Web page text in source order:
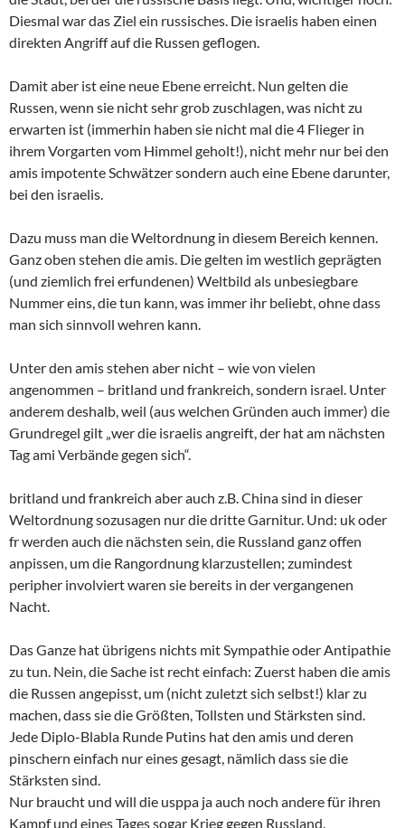
Diesmal war das Ziel ein russisches. Die israelis haben einen
direkten Angriff auf die Russen geflogen.
Damit aber ist eine neue Ebene erreicht. Nun gelten die
Russen, wenn sie nicht sehr grob zuschlagen, was nicht zu
erwarten ist (immerhin haben sie nicht mal die 4 Flieger in
ihrem Vorgarten vom Himmel geholt!), nicht mehr nur bei den
amis impotente Schwätzer sondern auch eine Ebene darunter,
bei den israelis.
Dazu muss man die Weltordnung in diesem Bereich kennen.
Ganz oben stehen die amis. Die gelten im westlich geprägten
(und ziemlich frei erfundenen) Weltbild als unbesiegbare
Nummer eins, die tun kann, was immer ihr beliebt, ohne dass
man sich sinnvoll wehren kann.
Unter den amis stehen aber nicht – wie von vielen
angenommen – britland und frankreich, sondern israel. Unter
anderem deshalb, weil (aus welchen Gründen auch immer) die
Grundregel gilt „wer die israelis angreift, der hat am nächsten
Tag ami Verbände gegen sich“.
britland und frankreich aber auch z.B. China sind in dieser
Weltordnung sozusagen nur die dritte Garnitur. Und: uk oder
fr werden auch die nächsten sein, die Russland ganz offen
anpissen, um die Rangordnung klarzustellen; zumindest
peripher involviert waren sie bereits in der vergangenen
Nacht.
Das Ganze hat übrigens nichts mit Sympathie oder Antipathie
zu tun. Nein, die Sache ist recht einfach: Zuerst haben die amis
die Russen angepisst, um (nicht zuletzt sich selbst!) klar zu
machen, dass sie die Größten, Tollsten und Stärksten sind.
Jede Diplo-Blabla Runde Putins hat den amis und deren
pinschern einfach nur eines gesagt, nämlich dass sie die
Stärksten sind.
Nur braucht und will die usppa ja auch noch andere für ihren
Kampf und eines Tages sogar Krieg gegen Russland.